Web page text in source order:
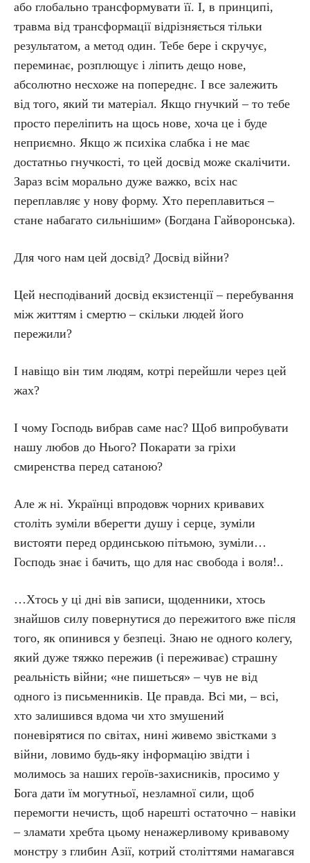
або глобально трансформувати її. І, в принципі,
травма від трансформації відрізняється тільки
результатом, а метод один. Тебе бере і скручує,
переминає, розплющує і ліпить дещо нове,
абсолютно несхоже на попереднє. І все залежить
від того, який ти матеріал. Якщо гнучкий – то тебе
просто переліпить на щось нове, хоча це і буде
неприємно. Якщо ж психіка слабка і не має
достатньо гнучкості, то цей досвід може скалічити.
Зараз всім морально дуже важко, всіх нас
переплавляє у нову форму. Хто переплавиться –
стане набагато сильнішим» (Богдана Гайворонська).
Для чого нам цей досвід? Досвід війни?
Цей несподіваний досвід екзистенції – перебування
між життям і смертю – скільки людей його
пережили?
І навіщо він тим людям, котрі перейшли через цей
жах?
І чому Господь вибрав саме нас? Щоб випробувати
нашу любов до Нього? Покарати за гріхи
смиренства перед сатаною?
Але ж ні. Українці впродовж чорних кривавих
століть зуміли вберегти душу і серце, зуміли
вистояти перед ординською пітьмою, зуміли…
Господь знає і бачить, що для нас свобода і воля!..
…Хтось у ці дні вів записи, щоденники, хтось
знайшов силу повернутися до пережитого вже після
того, як опинився у безпеці. Знаю не одного колегу,
який дуже тяжко пережив (і переживає) страшну
реальність війни; «не пишеться» – чув не від
одного із письменників. Це правда. Всі ми, – всі,
хто залишився вдома чи хто змушений
поневірятися по світах, нині живемо звістками з
війни, ловимо будь-яку інформацію звідти і
молимось за наших героїв-захисників, просимо у
Бога дати їм могутньої, незламної сили, щоб
перемогти нечисть, щоб нарешті остаточно – навіки
– зламати хребта цьому ненажерливому кривавому
монстру з глибин Азії, котрий століттями намагався